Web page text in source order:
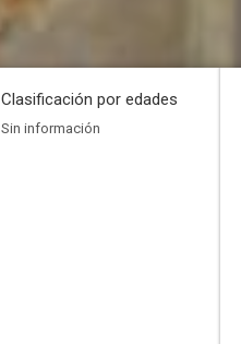
Clasificación por edades
Sin información